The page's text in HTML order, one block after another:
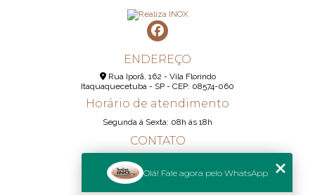
ENDEREÇO
Rua Iporã, 162 - Vila Florindo
Itaquaquecetuba - SP - CEP: 08574-060
Horário de atendimento
Segunda á Sexta: 08h ás 18h
CONTATO
(11) 98189-1344
Olá! Fale agora pelo WhatsApp